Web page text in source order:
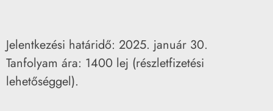
Jelentkezési határidő: 2025. január 30.
Tanfolyam ára: 1400 lej (részletfizetési
lehetőséggel).